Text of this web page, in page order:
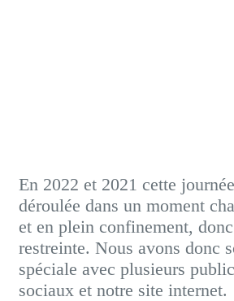
En 2022 et 2021 cette
déroulée dans un moment
et en plein confinement,
restreinte. Nous avons donc
spéciale avec plusieurs
sociaux et notre site internet.